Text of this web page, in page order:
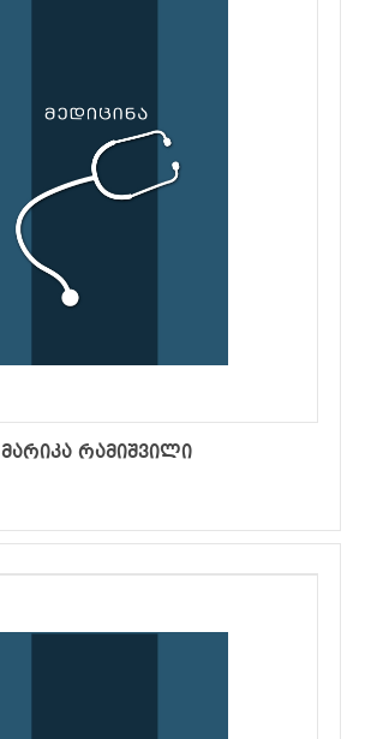
მარიკა რამიშვილი